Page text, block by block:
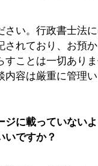
さい。行政書士法
されており、お預
すことは一切あり
内容は厳重に管理い
ジに載っていない
いですか？